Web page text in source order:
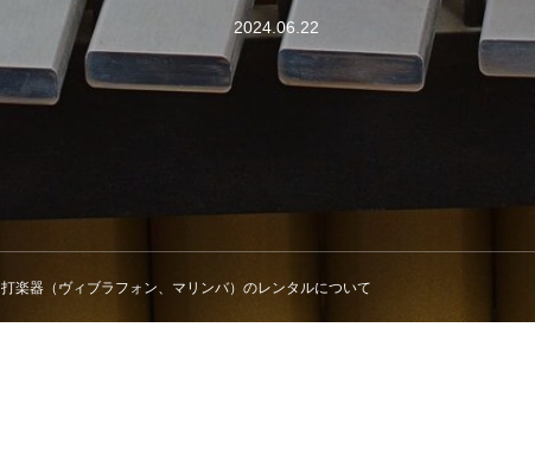
2024.06.22
打楽器（ヴィブラフォン、マリンバ）のレンタルについて